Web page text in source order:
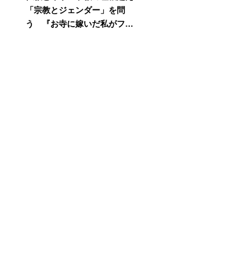
「宗教とジェンダー」を問
う 『お寺に嫁いだ私がフェ